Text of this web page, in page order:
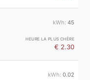
45
€ 2.30
0.02